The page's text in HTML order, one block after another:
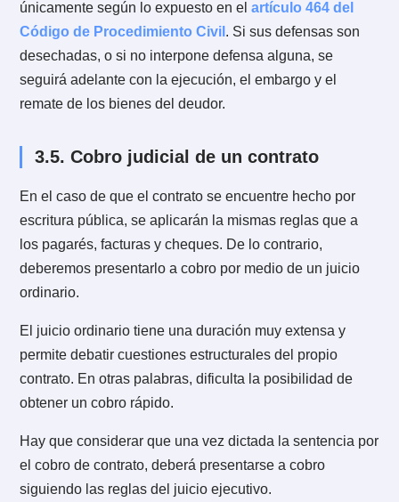
del Consumidor.
3.3. La cobranza judicial
En el caso de la cobranza judicial no existe un único
dependerá del títuloen que se encuentra
deuda que queremos cobrar. Es decir, puede
por medio de un juicio ejecutivo, sumario u ordinario.
Si el cobro se inicia a través de un juicio, es
tener en cuenta que la cobranza judicial contempla
abogados de cobranza judicial, notificación del
judicial, prueba testimonial, documentos, etc.
Recuerda que para iniciar una cobranza judicial,
deberás contar con la representación de un
acuerdo a esto, la cobranza judicial comienza con la
redacción del escrito de demanda (ejecutiva,